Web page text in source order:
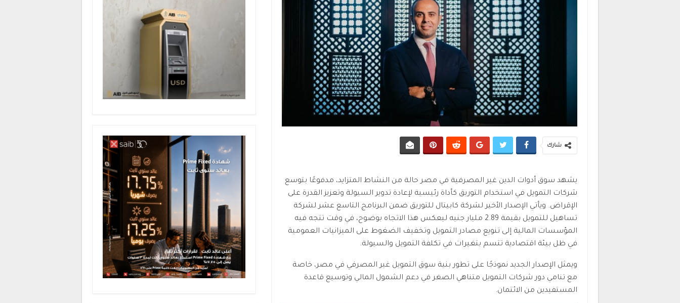
شارك
يشهد سوق أدوات الدين غير المصرفية في مصر حالة من النشاط المتزايد، مدفوعًا بتوسع
شركات التمويل في استخدام التوريق كأداة رئيسية لإعادة تدوير السيولة وتعزيز القدرة على
الإقراض. ويأتي الإصدار الأخير لشركة كابيتال للتوريق ضمن البرنامج التاسع عشر لشركة
تساهيل للتمويل بقيمة 2.89 مليار جنيه ليعكس هذا الاتجاه بوضوح، في وقت تتجه فيه
المؤسسات المالية إلى تنويع مصادر التمويل وتخفيف الضغوط على الميزانيات العمومية
في ظل بيئة اقتصادية تتسم بتغيرات في تكلفة التمويل والسيولة.
ويمثل الإصدار الجديد نموذجًا على تطور بنية سوق التمويل غير المصرفي في مصر، خاصة
مع تنامي دور شركات التمويل متناهي الصغر في دعم الشمول المالي وتوسيع قاعدة
المستفيدين من الائتمان.